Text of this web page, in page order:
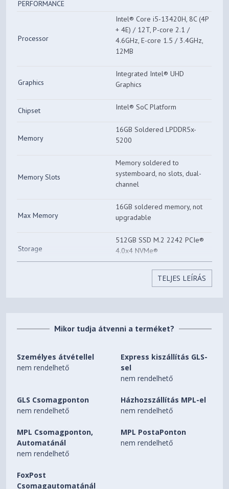
PERFORMANCE
Processor
Intel® Core i5-13420H, 8C (4P
+ 4E) / 12T, P-core 2.1 /
4.6GHz, E-core 1.5 / 3.4GHz,
12MB
Graphics
Integrated Intel® UHD
Graphics
Chipset Intel® SoC Platform
Memory
16GB Soldered LPDDR5x-
5200
Memory Slots
Memory soldered to
systemboard, no slots, dual-
channel
Max Memory
16GB soldered memory, not
upgradable
Storage
512GB SSD M.2 2242 PCIe®
4.0x4 NVMe®
One drive, up to 1TB M.2
Audio Chip
High Definition (HD) Audio,
Realtek® ALC3287 codec
Speakers
Stereo speakers, 2W x2,
optimized with Dolby Audio™
Camera
FHD 1080p with Privacy
Shutter
Battery
TELJES LEÍRÁS
Mikor tudja átvenni a terméket?
Személyes átvétellel
nem rendelhető
Express kiszállítás GLS-
sel
nem rendelhető
GLS Csomagponton
nem rendelhető
Házhozszállítás MPL-el
nem rendelhető
MPL Csomagponton,
Automatánál
nem rendelhető
MPL PostaPonton
nem rendelhető
FoxPost
Csomagautomatánál